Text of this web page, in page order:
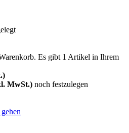
Es gibt 1 Artikel in Ihrem
MwSt.) noch festzulegen